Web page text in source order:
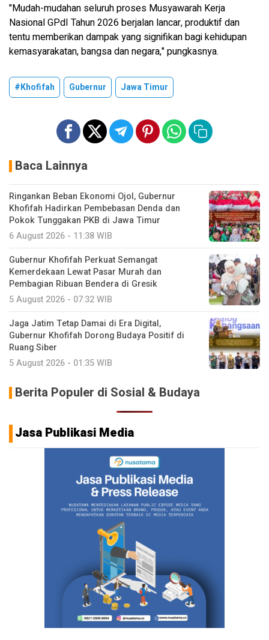
"Mudah-mudahan seluruh proses Musyawarah Kerja
Nasional GPdI Tahun 2026 berjalan lancar, produktif dan
tentu memberikan dampak yang signifikan bagi kehidupan
kemasyarakatan, bangsa dan negara," pungkasnya.
#Khofifah Gubernur Jawa Timur
Baca Lainnya
Ringankan Beban Ekonomi Ojol, Gubernur
Khofifah Hadirkan Pembebasan Denda dan
Pokok Tunggakan PKB di Jawa Timur
6 August 2026 - 11:38 WIB
Gubernur Khofifah Perkuat Semangat
Kemerdekaan Lewat Pasar Murah dan
Pembagian Ribuan Bendera di Gresik
5 August 2026 - 07:32 WIB
Jaga Jatim Tetap Damai di Era Digital,
Gubernur Khofifah Dorong Budaya Positif di
Ruang Siber
5 August 2026 - 01:35 WIB
Berita Populer di Sosial & Budaya
Jasa Publikasi Media